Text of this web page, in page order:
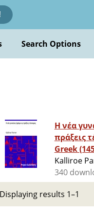
Search Options
Η νέα
πράξεις
Greek
Kalliroe
340
results 1–1